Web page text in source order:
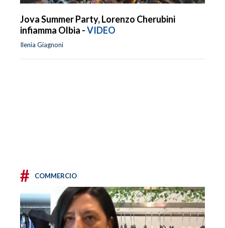
Jova Summer Party, Lorenzo Cherubini
infiamma Olbia -VIDEO
Ilenia Giagnoni
# COMMERCIO